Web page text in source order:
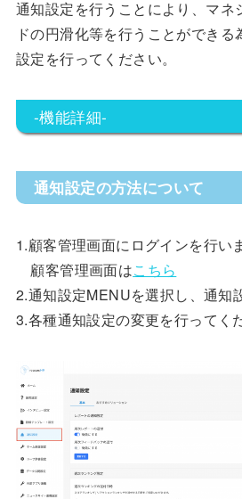
通知設定を行うことにより、マネ
ドの円滑化等を行うことができ
設定を行ってください。
-機能詳細-
通知設定の方法について
1.顧客管理画面にログインを行い
顧客管理画面はこちら
2.通知設定MENUを選択し、通知
3.各種通知設定の変更を行ってく